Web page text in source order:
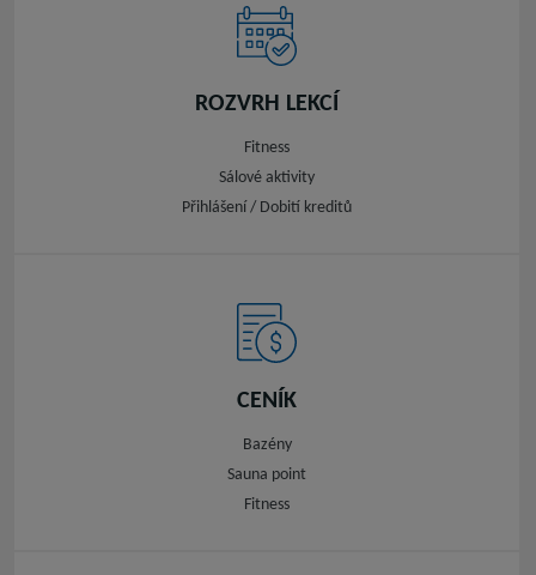
ROZVRH LEKCÍ
Fitness
Sálové aktivity
Přihlášení / Dobití kreditů
CENÍK
Bazény
Sauna point
Fitness